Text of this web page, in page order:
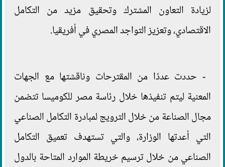
لزيادة التعاون المشترك وتحقيق مزيد من التكامل
الاقتصادي، وتعزيز التواجد المصري في أفريقيا.
- حددت عددًا من المقترحات وناقشتها مع الجهات
المعنية ليتم تنفيذها خلال رئاسة مصر للكوميسا تتضمن
مجال الصناعة من خلال الترويج لمبادرة التكامل الصناعي
التي أعدتها الوزارة، والتي تستهدف تعميق التكامل
الصناعي من خلال ترسيم خريطة الموارد المتاحة بالدول